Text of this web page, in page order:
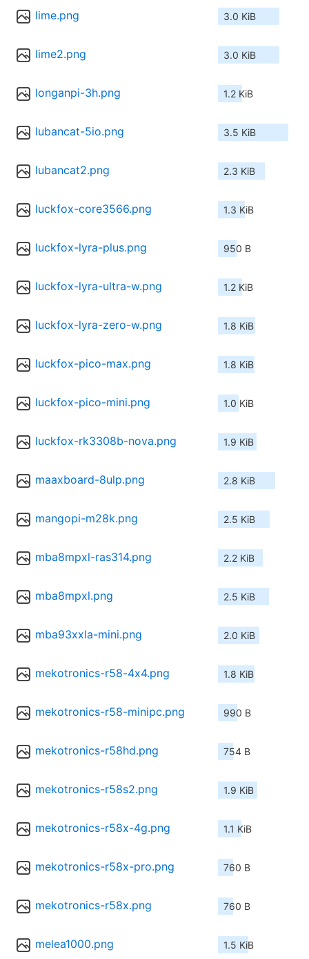
lime.png 3.0 KiB
lime2.png 3.0 KiB
longanpi-3h.png 1.2 KiB
lubancat-5io.png 3.5 KiB
lubancat2.png 2.3 KiB
luckfox-core3566.png 1.3 KiB
luckfox-lyra-plus.png 950 B
luckfox-lyra-ultra-w.png 1.2 KiB
luckfox-lyra-zero-w.png 1.8 KiB
luckfox-pico-max.png 1.8 KiB
luckfox-pico-mini.png 1.0 KiB
luckfox-rk3308b-nova.png 1.9 KiB
maaxboard-8ulp.png 2.8 KiB
mangopi-m28k.png 2.5 KiB
mba8mpxl-ras314.png 2.2 KiB
mba8mpxl.png 2.5 KiB
mba93xxla-mini.png 2.0 KiB
mekotronics-r58-4x4.png 1.8 KiB
mekotronics-r58-minipc.png 990 B
mekotronics-r58hd.png 754 B
mekotronics-r58s2.png 1.9 KiB
mekotronics-r58x-4g.png 1.1 KiB
mekotronics-r58x-pro.png 760 B
mekotronics-r58x.png 760 B
melea1000.png 1.5 KiB